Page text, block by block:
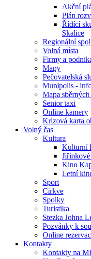
Akční
Plán
Řídící
Skalice
Regionální
Volná místa
Firmy a
Mapy
Pečovatelská
Munipolis -
Mapa
Senior taxi
Online kamery
Krizová karta
Volný čas
Kultura
Kulturní
Kino
Letní
Sport
Církve
Spolky
Turistika
Stezka Johna
Pozvánky k
Online
Kontakty
Kontakty na